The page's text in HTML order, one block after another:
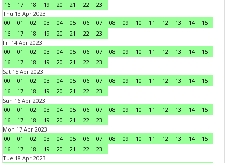
16
17 18 19 20 21 22
23
Thu 13 Apr 2023
00
01 02 03 04 05 06 07 08 09 10 11 12 13 14
15
16
17 18 19 20 21 22
23
Fri 14 Apr 2023
00
01 02 03 04 05 06 07 08 09 10 11 12 13 14
15
16
17 18 19 20 21 22
23
Sat 15 Apr 2023
00
01 02 03 04 05 06 07 08 09 10 11 12 13 14
15
16
17 18 19 20 21 22
23
Sun 16 Apr 2023
00
01 02 03 04 05 06 07 08 09 10 11 12 13 14
15
16
17 18 19 20 21 22
23
Mon 17 Apr 2023
00
01 02 03 04 05 06 07 08 09 10 11 12 13 14
15
16
17 18 19 20 21 22
23
Tue 18 Apr 2023